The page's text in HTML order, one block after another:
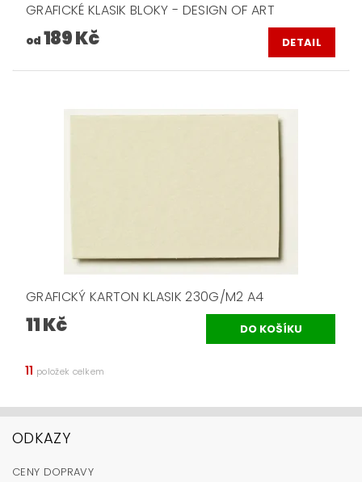
GRAFICKÉ KLASIK BLOKY - DESIGN OF ART
od 189 Kč DETAIL
GRAFICKÝ KARTON KLASIK 230G/M2 A4
11 Kč
11 položek celkem
ODKAZY
CENY DOPRAVY